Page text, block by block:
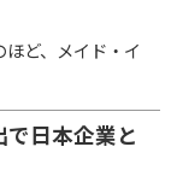
ど、メイド・イ
日本企業と